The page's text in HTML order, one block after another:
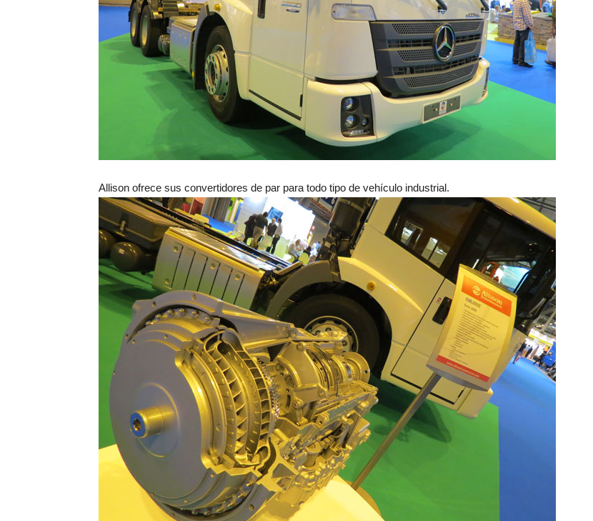
Allison ofrece sus convertidores de par para todo tipo de vehículo industrial.